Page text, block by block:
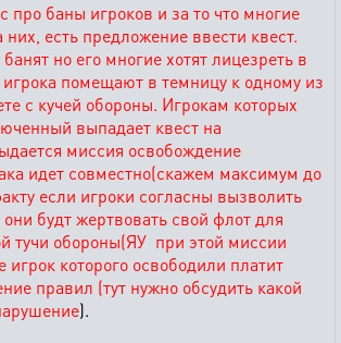
про баны игроков и за то что многие
есть предложение ввести квест.
но его многие хотят лицезреть в
игрока помещают в темницу к одному из
с кучей обороны. Игрокам которых
выпадает квест на
миссия освобождение
идет совместно(скажем максимум до
если игроки согласны вызволить
будт жертвовать свой флот для
тучи обороны(ЯУ при этой миссии
которого освободили платит
правил (тут нужно обсудить какой
).